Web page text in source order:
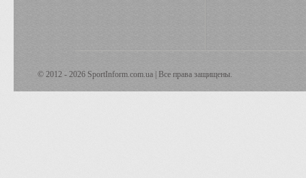
© 2012 - 2026 SportInform.com.ua | Все права защищены.